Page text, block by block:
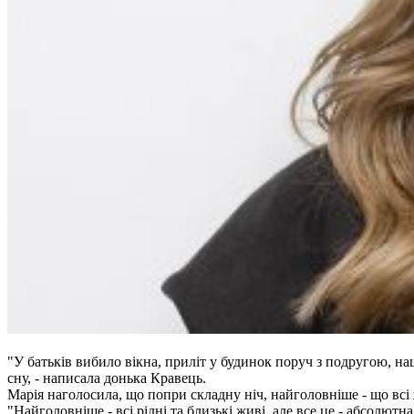
"У батьків вибило вікна, приліт у будинок поруч з подругою,
сну, - написала донька Кравець.
Марія наголосила, що попри складну ніч, найголовніше - що всі
"Найголовніше - всі рідні та близькі живі, але все це -